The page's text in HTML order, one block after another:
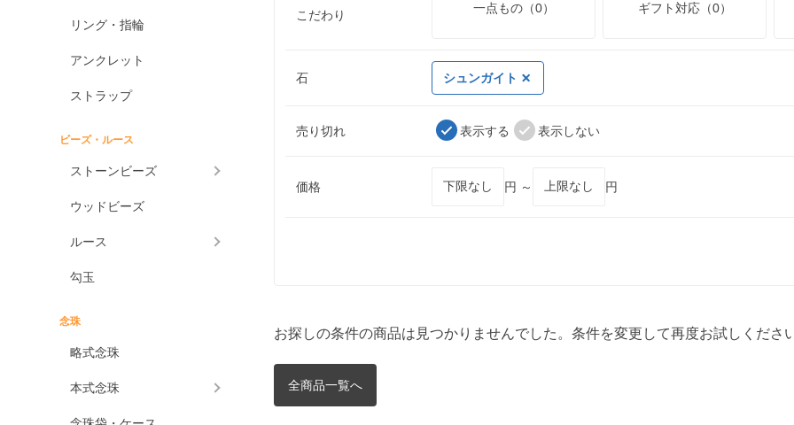
リング・指輪
アンクレット
ストラップ
ビーズ・ルース
ストーンビーズ
ウッドビーズ
ルース
勾玉
念珠
略式念珠
本式念珠
こだわり 一点もの（0） ギフト対応（0）
石 シュンガイト
売り切れ 表示する 表示しない
価格 円 ～ 円
お探しの条件の商品は見つかりませんでした。条件を変更して再度お試しください
全商品一覧へ